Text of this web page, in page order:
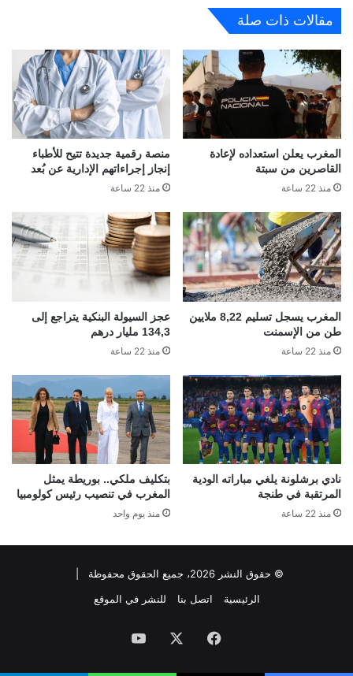
مقالات ذات صلة
المغرب يعلن استعداده لإعادة
القاصرين من سبتة
منذ 22 ساعة
منصة رقمية جديدة تتيح للأطباء
إنجاز إجراءاتهم الإدارية عن بُعد
منذ 22 ساعة
المغرب يسجل تسليم 8,22 ملايين
طن من الإسمنت
منذ 22 ساعة
عجز السيولة البنكية يتراجع إلى
134,3 مليار درهم
منذ 22 ساعة
نادي برشلونة يلغي مباراته الودية
المرتقبة في طنجة
منذ 22 ساعة
بتكليف ملكي.. بوريطة يمثل
المغرب في تنصيب رئيس كولومبيا
منذ يوم واحد
© حقوق النشر 2026، جميع الحقوق محفوظة |
الرئيسية
اتصل بنا للنشر في الموقع
فيسبوك